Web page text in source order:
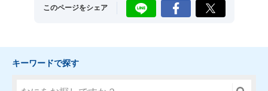
このページをシェア LINE Facebook X
キーワードで探す